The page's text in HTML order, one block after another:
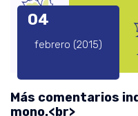
04
febrero (2015)
Más comentarios
mono.<br>